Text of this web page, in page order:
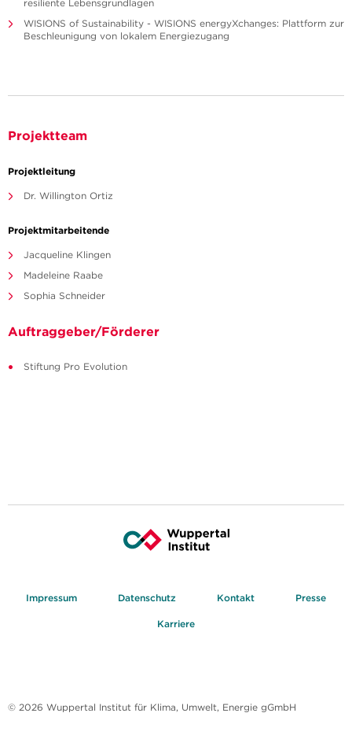
resiliente Lebensgrundlagen
WISIONS of Sustainability - WISIONS energyXchanges: Plattform zur
Beschleunigung von lokalem Energiezugang
Projektteam
Projektleitung
Dr. Willington Ortiz
Projektmitarbeitende
Jacqueline Klingen
Madeleine Raabe
Sophia Schneider
Auftraggeber/Förderer
Stiftung Pro Evolution
Impressum Datenschutz Kontakt Presse
Karriere
© 2026 Wuppertal Institut für Klima, Umwelt, Energie gGmbH